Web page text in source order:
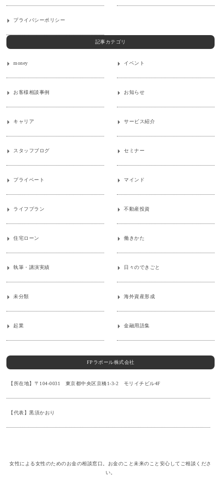
プライバシーポリシー
記事カテゴリ
money イベント
お客様相談事例 お知らせ
キャリア サービス紹介
スタッフブログ セミナー
プライベート マインド
ライフプラン 不動産投資
住宅ローン 働きかた
執筆・講演実績 日々のできごと
未分類 海外資産形成
起業 金融用語集
FPラポール株式会社
【所在地】〒104-0031 東京都中央区京橋1-3-2 モリイチビル4F
【代表】黒須かおり
女性による女性のためのお金の相談窓口。お金のこと未来のこと安心してご相談くださ
い。